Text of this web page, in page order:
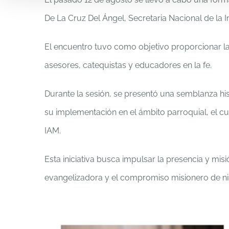
De La Cruz Del Ángel, Secretaria Nacional de la
El encuentro tuvo como objetivo proporcionar
asesores, catequistas y educadores en la fe.
Durante la sesión, se presentó una semblanza
su implementación en el ámbito parroquial, el
IAM.
Esta iniciativa busca impulsar la presencia y
evangelizadora y el compromiso misionero de